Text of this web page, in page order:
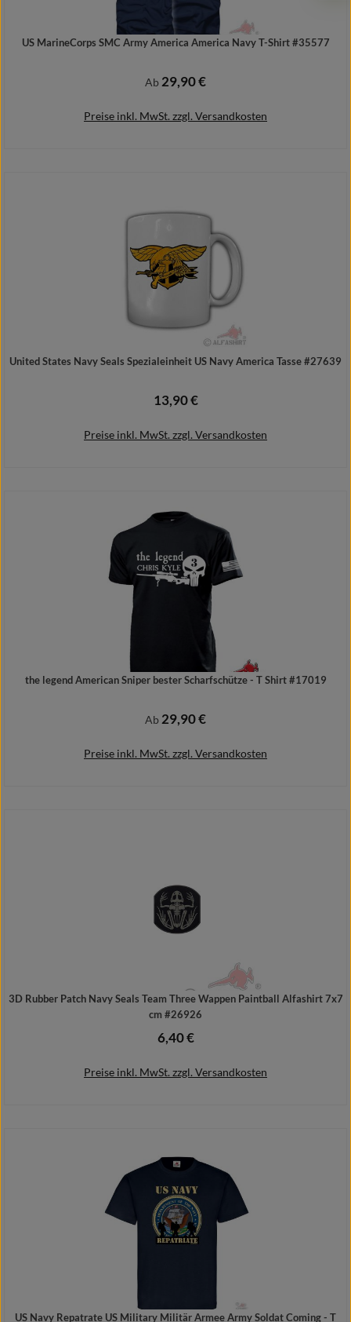
US MarineCorps SMC Army America America Navy T-Shirt #35577
Regulärer Preis:
Ab29,90 €
Preise inkl. MwSt. zzgl. Versandkosten
United States Navy Seals Spezialeinheit US Navy America Tasse #27639
Regulärer Preis:
13,90 €
Preise inkl. MwSt. zzgl. Versandkosten
In den Warenkorb
the legend American Sniper bester Scharfschütze - T Shirt #17019
Regulärer Preis:
Ab29,90 €
Preise inkl. MwSt. zzgl. Versandkosten
3D Rubber Patch Navy Seals Team Three Wappen Paintball Alfashirt 7x7
cm #26926
Regulärer Preis:
6,40 €
Preise inkl. MwSt. zzgl. Versandkosten
US Navy Repatrate US Military Militär Armee Army Soldat Coming - T